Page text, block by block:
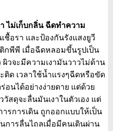
ไม่เก็บกลิ่น ฉีดทำความ
ชื้อรา และป้องกันรังแสงยูวี
กพีพี เมื่อฉีดหลอมขึ้นรูปเป็น
วจะมีความเงามันวาวไม่ด้าน
ติด เวลาใช้น้ำแรงๆฉีดหรือขัด
นได้อย่างง่ายดาย แต่ด้วย
สดุจะลื่นมันเงาในตัวเอง แต่
รการเดิน ถูกออกแบบให้เป็น
การลื่นไถลเมื่อมีคนเดินผ่าน